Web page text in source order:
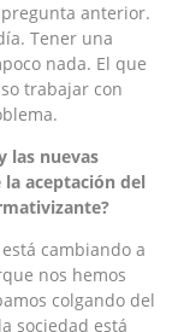
anterior.
Tener una
nada. El que
trabajar con
las nuevas
aceptación del
cambiando a
nos hemos
colgando del
sociedad está